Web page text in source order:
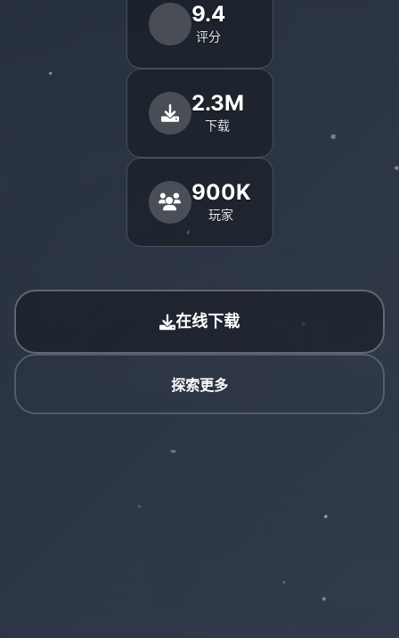
9.4
评分
2.3M
下载
900K
玩家
在线下载
探索更多